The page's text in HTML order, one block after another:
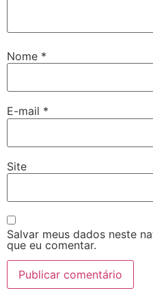
Nome *
E-mail *
Site
Salvar meus dados neste
que eu comentar.